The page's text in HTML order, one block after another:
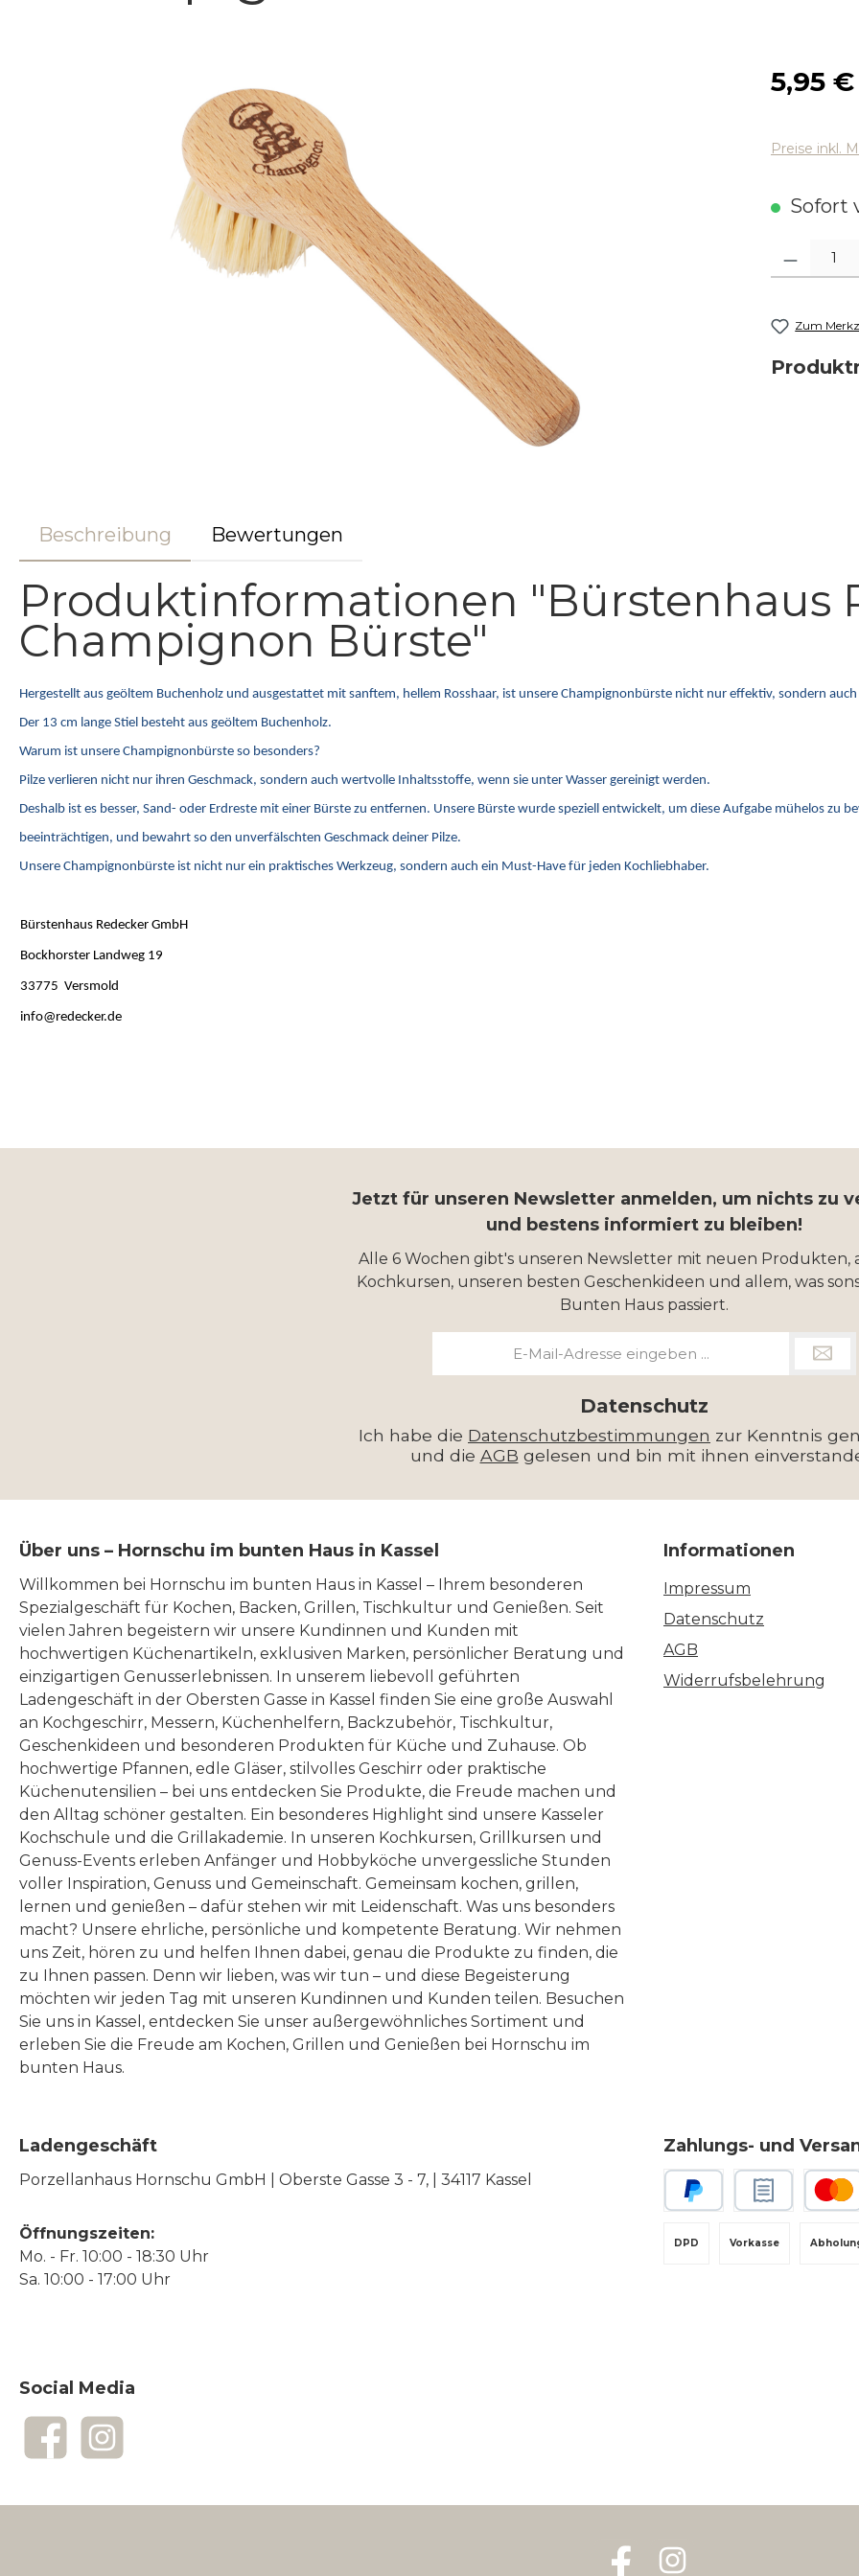
5,95 €
Preise inkl.
Sofort
Produkt
Zum
Beschreibung Bewertungen
Produktinformationen "Bürstenhaus
Champignon Bürste"
Hergestellt aus geöltem Buchenholz und ausgestattet mit sanftem, hellem Rosshaar, ist unsere Champignonbürste nicht nur effektiv, sondern
Der 13 cm lange Stiel besteht aus geöltem Buchenholz.
Warum ist unsere Champignonbürste so besonders?
Pilze verlieren nicht nur ihren Geschmack, sondern auch wertvolle Inhaltsstoffe, wenn sie unter Wasser gereinigt werden.
Deshalb ist es besser, Sand- oder Erdreste mit einer Bürste zu entfernen. Unsere Bürste wurde speziell entwickelt, um diese Aufgabe mühelos zu
beeinträchtigen, und bewahrt so den unverfälschten Geschmack deiner Pilze.
Unsere Champignonbürste ist nicht nur ein praktisches Werkzeug, sondern auch ein Must-Have für jeden Kochliebhaber.
Bürstenhaus Redecker GmbH
Bockhorster Landweg 19
33775 Versmold
info@redecker.de
Jetzt für unseren Newsletter anmelden, um nichts zu
und bestens informiert zu bleiben!
Alle 6 Wochen gibt's unseren Newsletter mit neuen Produkten,
Kochkursen, unseren besten Geschenkideen und allem, was
Bunten Haus passiert.
Datenschutz
Ich habe die Datenschutzbestimmungen zur Kenntnis
und die AGB gelesen und bin mit ihnen
Über uns – Hornschu im bunten Haus in Kassel
Willkommen bei Hornschu im bunten Haus in Kassel – Ihrem besonderen
Spezialgeschäft für Kochen, Backen, Grillen, Tischkultur und Genießen. Seit
vielen Jahren begeistern wir unsere Kundinnen und Kunden mit
hochwertigen Küchenartikeln, exklusiven Marken, persönlicher Beratung und
einzigartigen Genusserlebnissen. In unserem liebevoll geführten
Ladengeschäft in der Obersten Gasse in Kassel finden Sie eine große Auswahl
an Kochgeschirr, Messern, Küchenhelfern, Backzubehör, Tischkultur,
Geschenkideen und besonderen Produkten für Küche und Zuhause. Ob
hochwertige Pfannen, edle Gläser, stilvolles Geschirr oder praktische
Küchenutensilien – bei uns entdecken Sie Produkte, die Freude machen und
den Alltag schöner gestalten. Ein besonderes Highlight sind unsere Kasseler
Kochschule und die Grillakademie. In unseren Kochkursen, Grillkursen und
Genuss-Events erleben Anfänger und Hobbyköche unvergessliche Stunden
voller Inspiration, Genuss und Gemeinschaft. Gemeinsam kochen, grillen,
lernen und genießen – dafür stehen wir mit Leidenschaft. Was uns besonders
macht? Unsere ehrliche, persönliche und kompetente Beratung. Wir nehmen
uns Zeit, hören zu und helfen Ihnen dabei, genau die Produkte zu finden, die
zu Ihnen passen. Denn wir lieben, was wir tun – und diese Begeisterung
möchten wir jeden Tag mit unseren Kundinnen und Kunden teilen. Besuchen
Sie uns in Kassel, entdecken Sie unser außergewöhnliches Sortiment und
erleben Sie die Freude am Kochen, Grillen und Genießen bei Hornschu im
bunten Haus.
Informationen
Impressum
Datenschutz
AGB
Widerrufsbelehrung
Ladengeschäft
Porzellanhaus Hornschu GmbH | Oberste Gasse 3 - 7, | 34117 Kassel
Öffnungszeiten:
Mo. - Fr. 10:00 - 18:30 Uhr
Sa. 10:00 - 17:00 Uhr
Zahlungs- und
Vorkasse
DPD
Social Media
FacebookInstagram
FacebookInstagram